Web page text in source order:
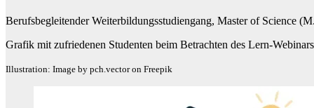
Berufsbegleitender Weiterbildungsstudiengang, Master of Science
Grafik mit zufriedenen Studenten beim Betrachten des Lern-Webinars
Illustration: Image by pch.vector on Freepik